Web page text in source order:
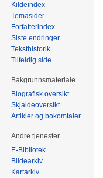
Kildeindex
Temasider
Forfatterindex
Siste endringer
Teksthistorik
Tilfeldig side
Bakgrunnsmateriale
Biografisk oversikt
Skjaldeoversikt
Artikler og bokomtaler
Andre tjenester
E-Bibliotek
Bildearkiv
Kartarkiv